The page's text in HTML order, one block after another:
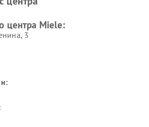
пылесосов Miele
центра Miele:
3